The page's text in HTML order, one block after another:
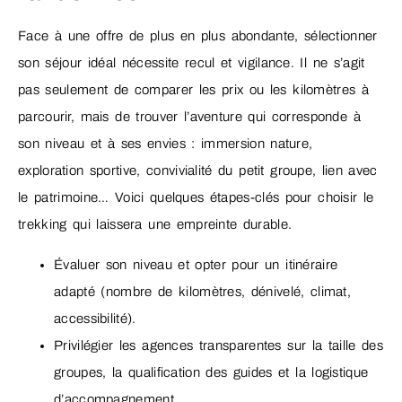
Face à une offre de plus en plus abondante, sélectionner
son séjour idéal nécessite recul et vigilance. Il ne s’agit
pas seulement de comparer les prix ou les kilomètres à
parcourir, mais de trouver l’aventure qui corresponde à
son niveau et à ses envies : immersion nature,
exploration sportive, convivialité du petit groupe, lien avec
le patrimoine… Voici quelques étapes-clés pour choisir le
trekking qui laissera une empreinte durable.
Évaluer son niveau et opter pour un itinéraire
adapté (nombre de kilomètres, dénivelé, climat,
accessibilité).
Privilégier les agences transparentes sur la taille des
groupes, la qualification des guides et la logistique